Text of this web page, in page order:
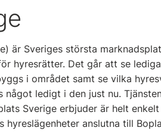
är Sveriges största
hyresrätter. Det går att se
i området samt se vilka
något ledigt i den just nu.
Sverige erbjuder är helt
hyreslägenheter anslutna till